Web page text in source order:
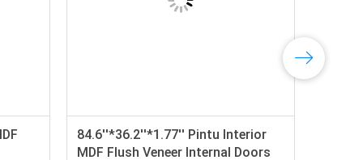
84.6''*36.2''*1.77'' Pintu Interior
MDF Flush Veneer Internal Doors